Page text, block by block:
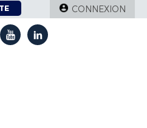
CONNEXION